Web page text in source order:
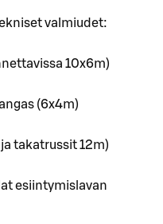
valmiudet:
10x6m)
(6x4m)
takatrussit 12m)
esiintymislavan